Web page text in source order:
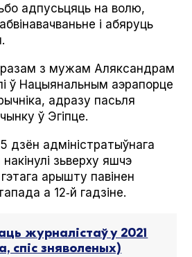
адпусьцяць на волю,
і абяруць
разам з мужам Аляксандрам
ў Нацыянальным аэрапорце
адразу пасьля
ў Эгіпце.
дзён адміністратыўнага
зьверху яшчэ
арышту павінен
а 12‑й гадзіне.
журналістаў у 2021
спіс зняволеных)